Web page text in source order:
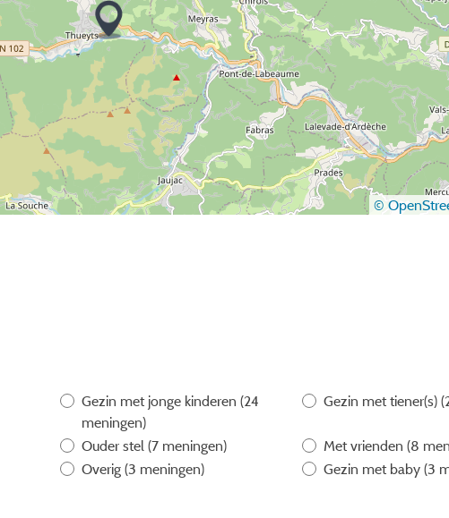
©
Gezin met jonge kinderen (24
meningen)
Gezin met tiener(s)
Ouder stel (7 meningen) Met vrienden (8
Overig (3 meningen) Gezin met baby (3